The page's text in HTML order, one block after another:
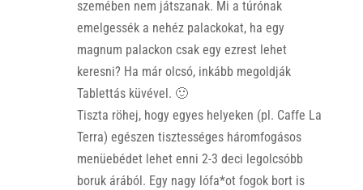
szemében nem játszanak. Mi a túrónak
emelgessék a nehéz palackokat, ha egy
magnum palackon csak egy ezrest lehet
keresni? Ha már olcsó, inkább megoldják
Tablettás küvével. 🙂
Tiszta röhej, hogy egyes helyeken (pl. Caffe La
Terra) egészen tisztességes háromfogásos
menüebédet lehet enni 2-3 deci legolcsóbb
boruk árából. Egy nagy lófa*ot fogok bort is